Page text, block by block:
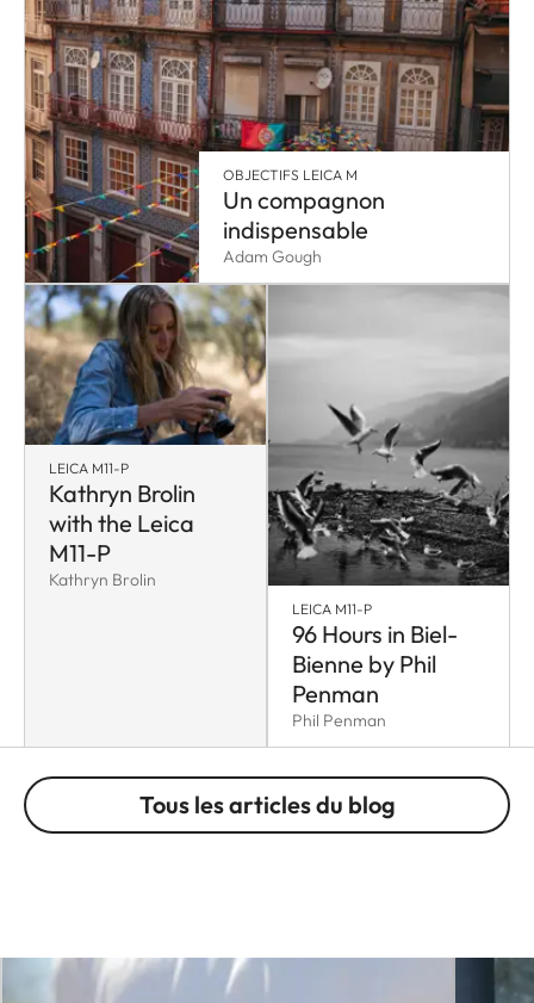
OBJECTIFS LEICA M
Un compagnon
indispensable
Adam Gough
LEICA M11-P
Kathryn Brolin
with the Leica
M11-P
Kathryn Brolin
LEICA M11-P
96 Hours in Biel-
Bienne by Phil
Penman
Phil Penman
Tous les articles du blog